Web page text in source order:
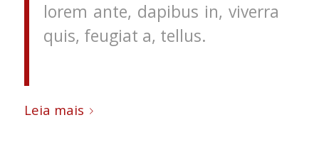
lorem ante, dapibus in, viverra
quis, feugiat a, tellus.
Leia mais